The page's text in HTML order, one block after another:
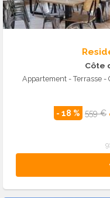
Côte
Appartement - Terrasse -
- 18 % 559 €